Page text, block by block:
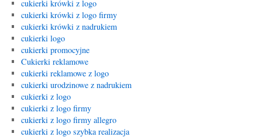
cukierki krówki z logo
cukierki krówki z logo firmy
cukierki krówki z nadrukiem
cukierki logo
cukierki promocyjne
Cukierki reklamowe
cukierki reklamowe z logo
cukierki urodzinowe z nadrukiem
cukierki z logo
cukierki z logo firmy
cukierki z logo firmy allegro
cukierki z logo szybka realizacja